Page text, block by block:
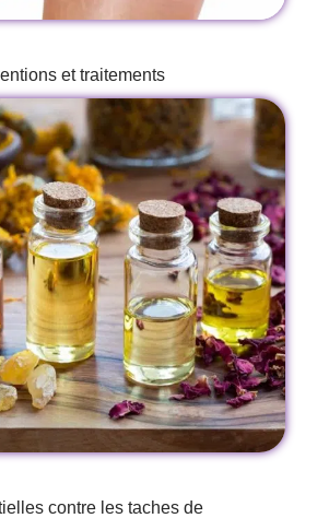
et traitements
contre les taches de